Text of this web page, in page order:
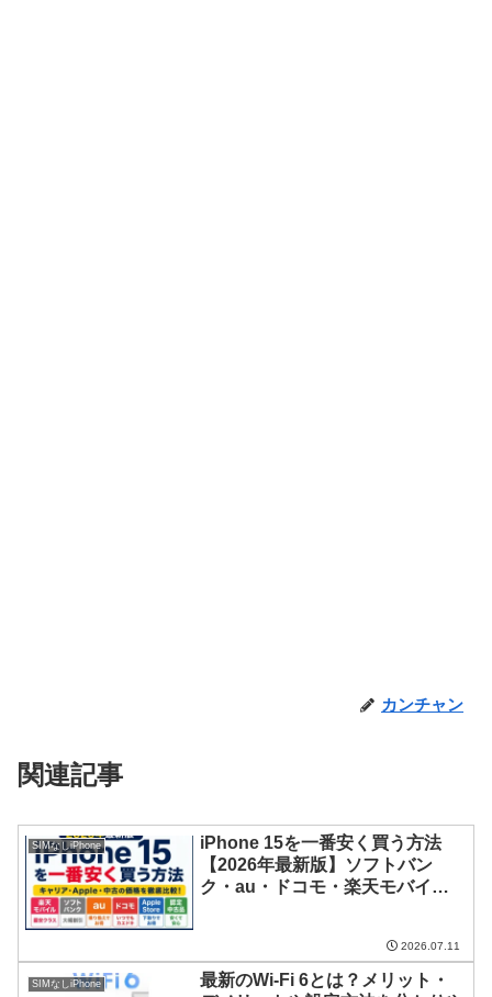
カンチャン
関連記事
SIMなしiPhone
iPhone 15を一番安く買う方法
【2026年最新版】ソフトバン
ク・au・ドコモ・楽天モバイル
2026.07.11
SIMなしiPhone
最新のWi-Fi 6とは？メリット・